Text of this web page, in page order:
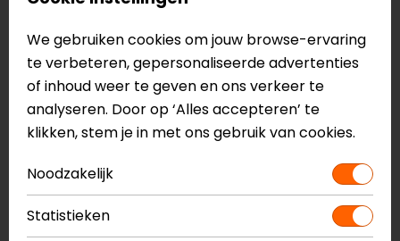
45,99
39,99
We gebruiken cookies om jouw browse-ervaring
te verbeteren, gepersonaliseerde advertenties
of inhoud weer te geven en ons verkeer te
analyseren. Door op ‘Alles accepteren’ te
klikken, stem je in met ons gebruik van cookies.
Noodzakelijk
Statistieken